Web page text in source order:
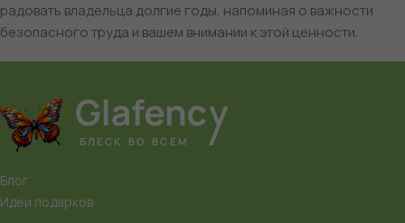
радовать владельца долгие годы, напоминая о важности
безопасного труда и вашем внимании к этой ценности.
Блог
Идеи подарков